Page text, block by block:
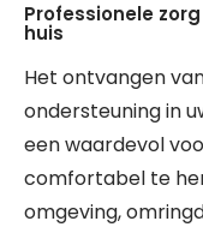
Professionele
huis
Het ontvangen
ondersteuning in
een waardevol
comfortabel te
omgeving,